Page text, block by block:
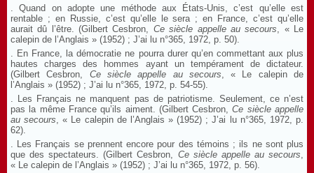
. Quand on adopte une méthode aux États-Unis, c’est qu’elle est
rentable ; en Russie, c’est qu’elle le sera ; en France, c’est qu’elle
aurait dû l’être. (Gilbert Cesbron, Ce siècle appelle au secours, « Le
calepin de l’Anglais » (1952) ; J’ai lu n°365, 1972, p. 50).
. En France, la démocratie ne pourra durer qu’en commettant aux plus
hautes charges des hommes ayant un tempérament de dictateur.
(Gilbert Cesbron, Ce siècle appelle au secours, « Le calepin de
l’Anglais » (1952) ; J’ai lu n°365, 1972, p. 54-55).
. Les Français ne manquent pas de patriotisme. Seulement, ce n’est
pas la même France qu’ils aiment. (Gilbert Cesbron,Ce siècle appelle
au secours, « Le calepin de l’Anglais » (1952) ; J’ai lu n°365, 1972, p.
62).
. Les Français se prennent encore pour des témoins ; ils ne sont plus
que des spectateurs. (Gilbert Cesbron, Ce siècle appelle au secours,
« Le calepin de l’Anglais » (1952) ; J’ai lu n°365, 1972, p. 56).